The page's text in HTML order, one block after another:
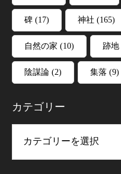
碑 (17) 神社 (165)
自然の家 (10) 跡地
陰謀論 (2) 集落 (9)
カテゴリー